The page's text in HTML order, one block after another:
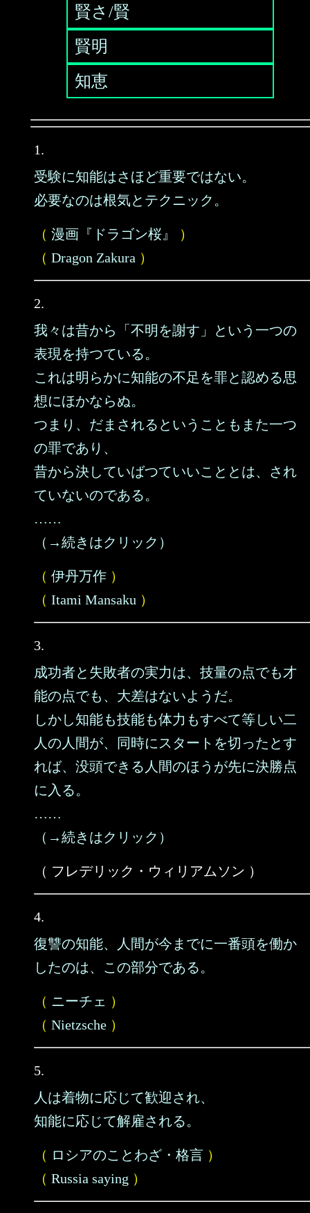
賢さ/賢
賢明
知恵
1.
受験に知能はさほど重要ではない。
必要なのは根気とテクニック。
（ 漫画『ドラゴン桜』
）
（ Dragon Zakura ）
2.
我々は昔から「不明を謝す」という一つの
表現を持つている。
これは明らかに知能の不足を罪と認める思
想にほかならぬ。
つまり、だまされるということもまた一つ
の罪であり、
昔から決していばつていいこととは、され
ていないのである。
……
（→続きはクリック）
（ 伊丹万作 ）
（ Itami Mansaku ）
3.
成功者と失敗者の実力は、技量の点でも才
能の点でも、大差はないようだ。
しかし知能も技能も体力もすべて等しい二
人の人間が、同時にスタートを切ったとす
れば、没頭できる人間のほうが先に決勝点
に入る。
……
（→続きはクリック）
（ フレデリック・ウィリアムソン ）
4.
復讐の知能、人間が今までに一番頭を働か
したのは、この部分である。
（ ニーチェ ）
（ Nietzsche ）
5.
人は着物に応じて歓迎され、
知能に応じて解雇される。
（ ロシアのことわざ・格言 ）
（ Russia saying ）